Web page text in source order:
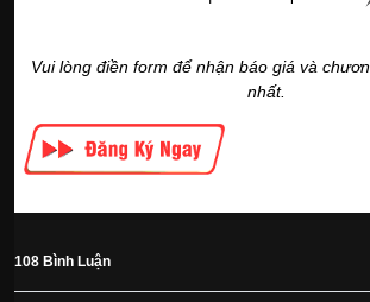
Vui lòng điền form để nhận báo giá và
nhất.
108 Bình Luận